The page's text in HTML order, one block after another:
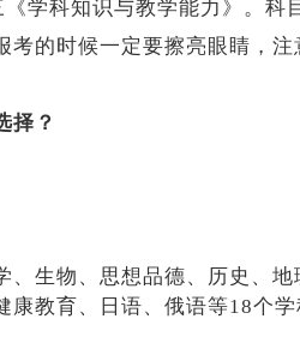
学科知识与教学能力》。科
的时候一定要擦亮眼睛，注
择？
、生物、思想品德、历史、
教育、日语、俄语等18个学